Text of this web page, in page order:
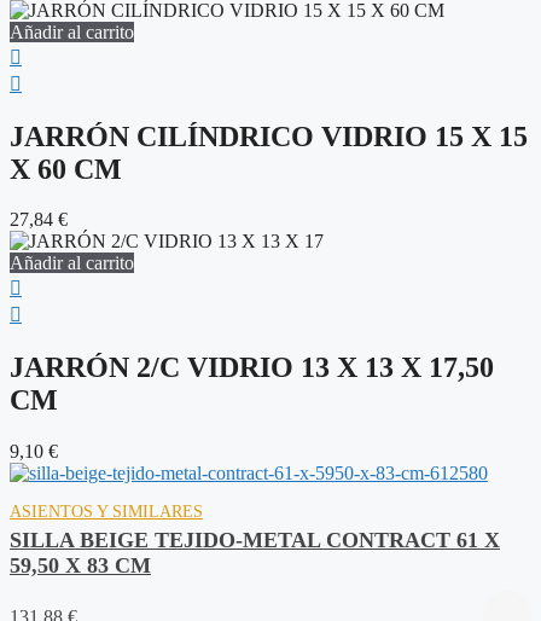
Añadir al carrito
JARRÓN CILÍNDRICO VIDRIO 15 X 15
X 60 CM
27,84 €
Añadir al carrito
JARRÓN 2/C VIDRIO 13 X 13 X 17,50
CM
9,10 €
ASIENTOS Y SIMILARES
SILLA BEIGE TEJIDO-METAL CONTRACT 61 X
59,50 X 83 CM